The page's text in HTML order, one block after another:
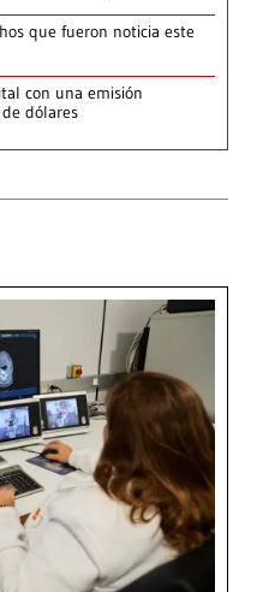
que fueron noticia este
con una emisión
dólares